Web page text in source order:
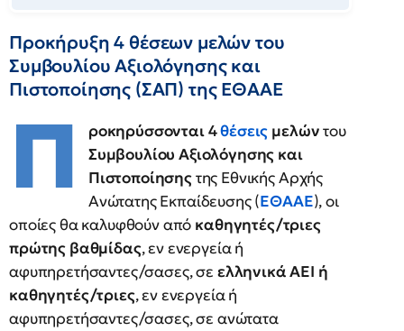
Προκήρυξη 4 θέσεων μελών του
Συμβουλίου Αξιολόγησης και
Πιστοποίησης (ΣΑΠ) της ΕΘΑΑΕ
Π ροκηρύσσονται 4θέσεις μελώντου
Συμβουλίου Αξιολόγησης και
Πιστοποίησηςτης Εθνικής Αρχής
Ανώτατης Εκπαίδευσης (ΕΘΑΑΕ), οι
οποίες θα καλυφθούν από καθηγητές/τριες
πρώτης βαθμίδας, εν ενεργεία ή
αφυπηρετήσαντες/σασες, σε ελληνικά ΑΕΙ ή
καθηγητές/τριες, εν ενεργεία ή
αφυπηρετήσαντες/σασες, σε ανώτατα